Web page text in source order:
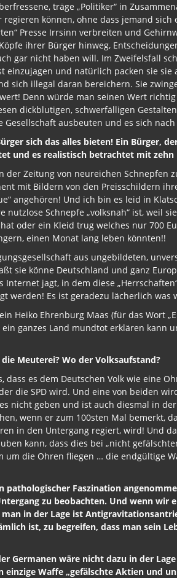
träge „Politiker“ in
können, ohne dass jemand
Presse Irrsinn verbreiten und
ihrer Bürger hinweg,
gar nicht haben will. Im Zweifelsfall
einzujagen und natürlich packen sie sie
sich illegal daran bereichern. Sie
Denn würde man seinen Wert
dickblutigen, schwerfälligen
Gesellschaft ausbeuten und es sich
sich das alles bieten! Ein Bürger,
und es realistisch betrachtet mit
der Zeitung von neureichen Schnepfen
mit Bildern von den Preisschildern
angehören! Und ich bin es leid in
nutzlose Schnepfe „volksnah“ ist, weil
oder ein Kleid trug welches nur 700
einen Monat lang leben könnten!!
aus ungebildeten,
sie könne Deutschland und ganz
Internet jagt, in dem diese
werden! Es ist geradezu lächerlich
Heiko Ehrenburg Maas (für das Wort
ganzes Land mundtot erklären kann
Meuterei? Wo der Volksaufstand?
dass es dem Deutschen Volk wie eine
die SPD wird. Und eine von beiden
nicht geben und ist auch diesmal in
wenn er zum 100sten Mal bemerkt,
in den Untergang regiert, wird! Und
kann, dass dies bei „nicht
um die Ohren fliegen … die endgültige
pathologischer Faszination
zu beobachten. Und wenn wir
in der Lage ist
ist, zu begreifen, dass man sein
Germanen wäre nicht dazu in der
einzige Waffe „gefälschte Aktien und